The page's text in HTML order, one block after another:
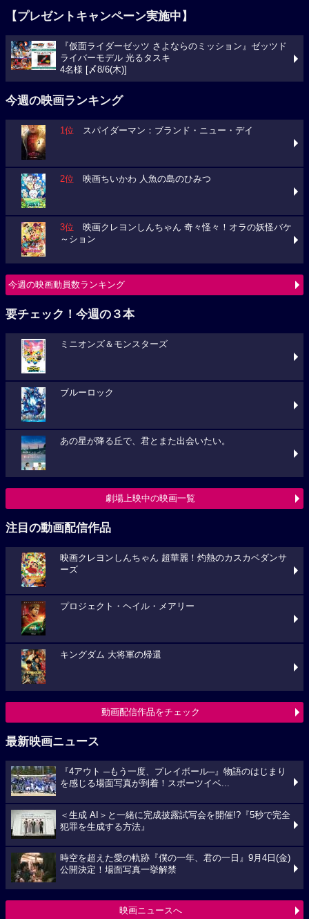
【プレゼントキャンペーン実施中】
『仮面ライダーゼッツ さよならのミッション』ゼッツド
ライバーモデル 光るタスキ
4名様 [〆8/6(木)]
今週の映画ランキング
1位 スパイダーマン：ブランド・ニュー・デイ
2位 映画ちいかわ 人魚の島のひみつ
3位 映画クレヨンしんちゃん 奇々怪々！オラの妖怪バケ
～ション
今週の映画動員数ランキング
要チェック！今週の３本
ミニオンズ＆モンスターズ
ブルーロック
あの星が降る丘で、君とまた出会いたい。
劇場上映中の映画一覧
注目の動画配信作品
映画クレヨンしんちゃん 超華麗！灼熱のカスカベダンサ
ーズ
プロジェクト・ヘイル・メアリー
キングダム 大将軍の帰還
動画配信作品をチェック
最新映画ニュース
『4アウト ─もう一度、プレイボール─』物語のはじまり
を感じる場面写真が到着！スポーツイベ...
＜生成 AI＞と一緒に完成披露試写会を開催!?『5秒で完全
犯罪を生成する方法』
時空を超えた愛の軌跡『僕の一年、君の一日』9月4日(金)
公開決定！場面写真一挙解禁
映画ニュースへ